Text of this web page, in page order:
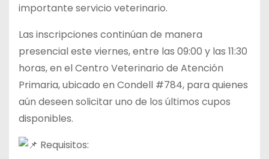
importante servicio veterinario.
Las inscripciones continúan de manera
presencial este viernes, entre las 09:00 y las 11:30
horas, en el Centro Veterinario de Atención
Primaria, ubicado en Condell #784, para quienes
aún deseen solicitar uno de los últimos cupos
disponibles.
Requisitos: